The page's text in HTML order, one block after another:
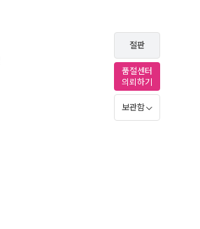
절판
품절센터
의뢰하기
보관함